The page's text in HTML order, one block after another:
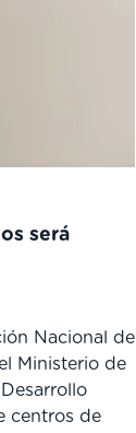
será
Nacional de
Ministerio de
centros de